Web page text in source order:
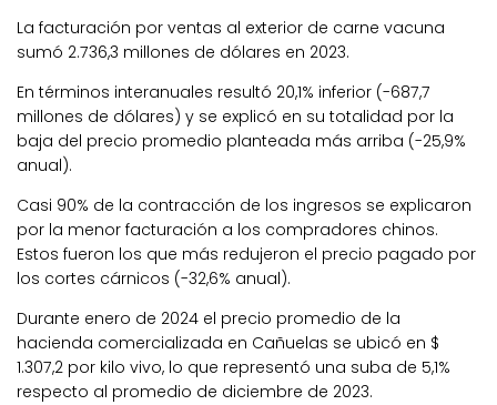
La facturación por ventas al exterior de carne vacuna
sumó 2.736,3 millones de dólares en 2023.
En términos interanuales resultó 20,1% inferior (-687,7
millones de dólares) y se explicó en su totalidad por la
baja del precio promedio planteada más arriba (-25,9%
anual).
Casi 90% de la contracción de los ingresos se explicaron
por la menor facturación a los compradores chinos.
Estos fueron los que más redujeron el precio pagado por
los cortes cárnicos (-32,6% anual).
Durante enero de 2024 el precio promedio de la
hacienda comercializada en Cañuelas se ubicó en $
1.307,2 por kilo vivo, lo que representó una suba de 5,1%
respecto al promedio de diciembre de 2023.